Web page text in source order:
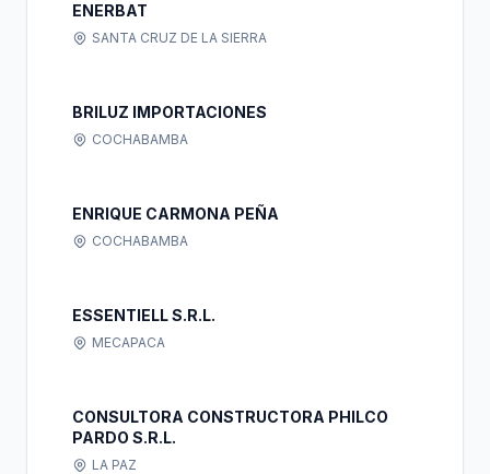
ENERBAT
SANTA CRUZ DE LA SIERRA
BRILUZ IMPORTACIONES
COCHABAMBA
ENRIQUE CARMONA PEÑA
COCHABAMBA
ESSENTIELL S.R.L.
MECAPACA
CONSULTORA CONSTRUCTORA PHILCO
PARDO S.R.L.
LA PAZ